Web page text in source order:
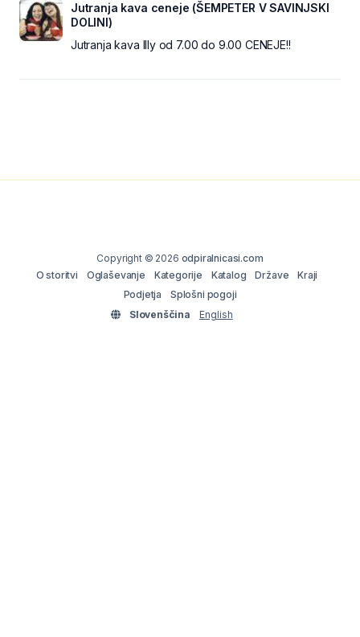
Jutranja kava ceneje (ŠEMPETER V SAVINJSKI
DOLINI)
Jutranja kava Illy od 7.00 do 9.00 CENEJE!!
Copyright © 2026 odpiralnicasi.com
O storitvi
Oglaševanje Kategorije Katalog Države
Kraji
Podjetja
Splošni pogoji
Slovenščina
English